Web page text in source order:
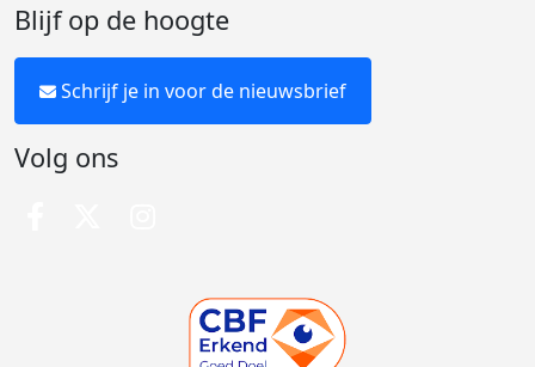
Blijf op de hoogte
Schrijf je in voor de nieuwsbrief
Volg ons